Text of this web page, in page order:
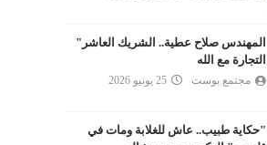
المهندس صلاح عطية.. الشريك العاشر"
التجارة مع الله
مجتمع بوست 25 يونيو 2026
"حكاية طبيب.. عاش للغلابة ومات في